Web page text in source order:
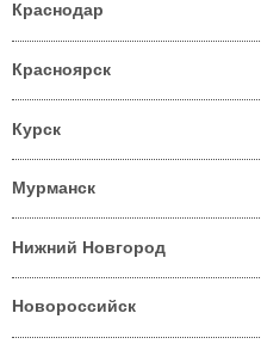
Краснодар
Красноярск
Курск
Мурманск
Нижний Новгород
Новороссийск